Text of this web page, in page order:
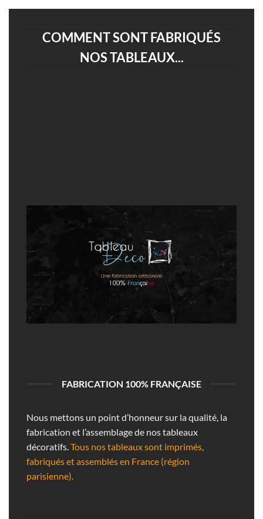
COMMENT SONT FABRIQUÉS
NOS TABLEAUX...
FABRICATION 100% FRANÇAISE
Nous mettons un point d’honneur sur la qualité, la
fabrication et l’assemblage de nos tableaux
décoratifs.Tous nos tableaux sont imprimés,
fabriqués et assemblés en France (région
parisienne).